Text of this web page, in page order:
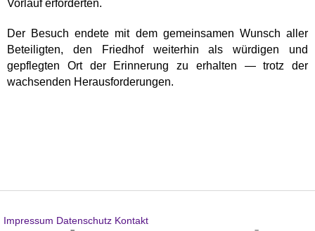
Vorlauf erforderten.
Der Besuch endete mit dem gemeinsamen Wunsch aller
Beteiligten, den Friedhof weiterhin als würdigen und
gepflegten Ort der Erinnerung zu erhalten — trotz der
wachsenden Herausforderungen.
Impressum Datenschutz Kontakt